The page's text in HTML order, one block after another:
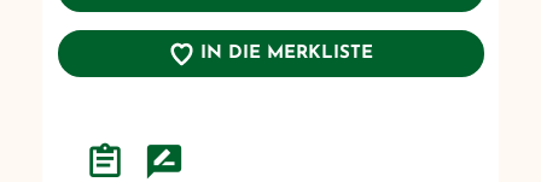
IN DIE MERKLISTE